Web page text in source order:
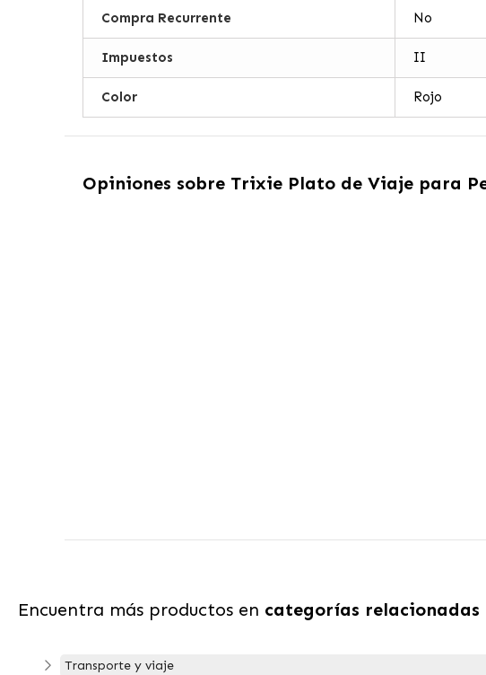
Compra Recurrente No
Impuestos II
Color Rojo
Opiniones sobre Trixie Plato de Viaje para
Encuentra más productos en categorías relacionadas
Transporte y viaje